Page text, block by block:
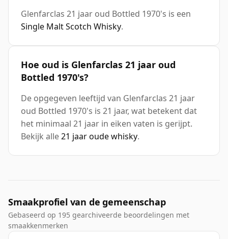
Glenfarclas 21 jaar oud Bottled 1970's is een
Single Malt Scotch Whisky.
Hoe oud is Glenfarclas 21 jaar oud
Bottled 1970's?
De opgegeven leeftijd van Glenfarclas 21 jaar
oud Bottled 1970's is 21 jaar, wat betekent dat
het minimaal 21 jaar in eiken vaten is gerijpt.
Bekijk alle21 jaar oude whisky.
Smaakprofiel van de gemeenschap
Gebaseerd op 195 gearchiveerde beoordelingen met
smaakkenmerken